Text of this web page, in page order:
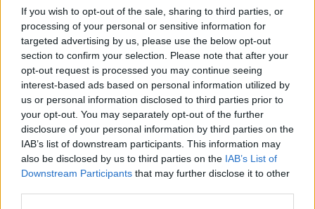
If you wish to opt-out of the sale, sharing to third parties, or
processing of your personal or sensitive information for
targeted advertising by us, please use the below opt-out
section to confirm your selection. Please note that after your
opt-out request is processed you may continue seeing
interest-based ads based on personal information utilized by
us or personal information disclosed to third parties prior to
your opt-out. You may separately opt-out of the further
disclosure of your personal information by third parties on the
IAB’s list of downstream participants. This information may
also be disclosed by us to third parties on the IAB’s List of
Downstream Participants that may further disclose it to other
resta per l’intera stagione 2016-2017. Nella stagione 2017-
2018 torna in Polonia e veste la maglia del Rosa Radom, team
che milita nella massima serie della pallacanestro polacca.
Patrik Auda giunto in città questa mattina dopo aver
sostenuto con successo le visite mediche, sarà a disposizione
di coach Sacripanti a partite dall’allenamento di questo
pomeriggio e sarà schierabile dalla prima gara dei play off.
Questo il commento del Direttore Sportivo, Nicola Alberani: